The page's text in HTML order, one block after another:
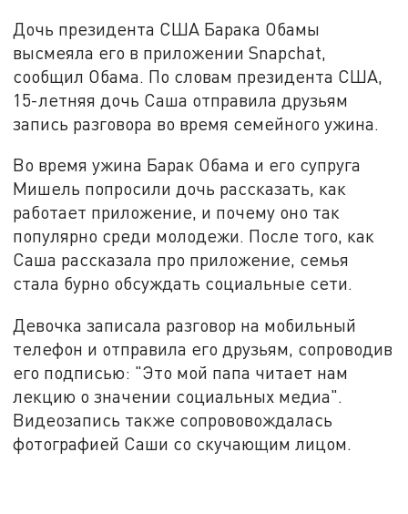
Дочь президента США Барака Обамы
высмеяла его в приложении Snapchat,
сообщил Обама. По словам президента США,
15-летняя дочь Саша отправила друзьям
запись разговора во время семейного ужина.
Во время ужина Барак Обама и его супруга
Мишель попросили дочь рассказать, как
работает приложение, и почему оно так
популярно среди молодежи. После того, как
Саша рассказала про приложение, семья
стала бурно обсуждать социальные сети.
Девочка записала разговор на мобильный
телефон и отправила его друзьям, сопроводив
его подписью: "Это мой папа читает нам
лекцию о значении социальных медиа".
Видеозапись также сопрововождалась
фотографией Саши со скучающим лицом.